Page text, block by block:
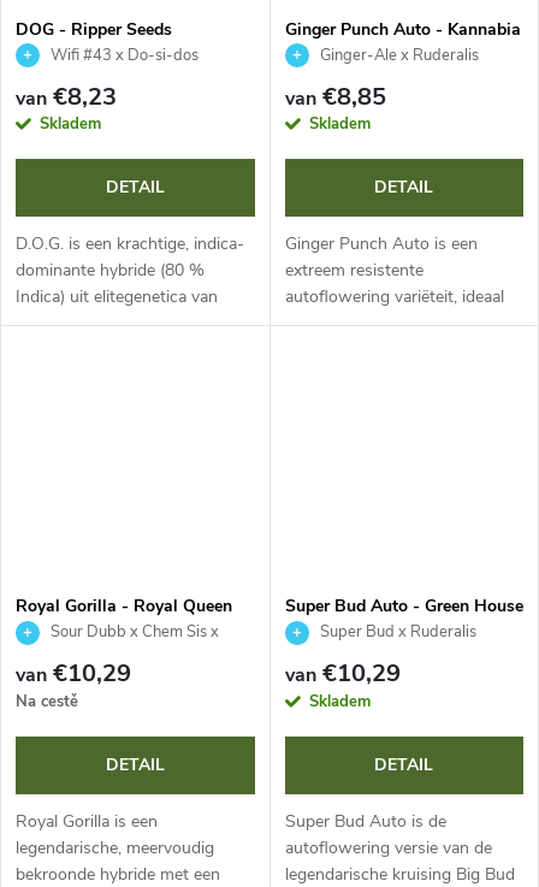
DOG - Ripper Seeds
Wifi #43 x Do-si-dos
van €8,23
Skladem
DETAIL
D.O.G. is een krachtige, indica-
dominante hybride (80 %
Indica) uit elitegenetica van
Chemdawg en OG Kush. Biedt
Ginger Punch Auto - Kannabia
Seed Company
Ginger-Ale x Ruderalis
van€8,85
Skladem
DETAIL
Ginger Punch Auto is een
extreem resistente
autoflowering variëteit, ideaal
voor discrete en „guerrilla“-
Royal Gorilla - Royal Queen
SeedsSour Dubb x Chem Sis x
Chocolate Diesel
van €10,29
Na cestě
DETAIL
Royal Gorilla is een
legendarische, meervoudig
bekroonde hybride met een
Super Bud Auto - Green House
SeedSuper Bud x Ruderalis
van€10,29
Skladem
DETAIL
Super Bud Auto is de
autoflowering versie van de
legendarische kruising Big Bud